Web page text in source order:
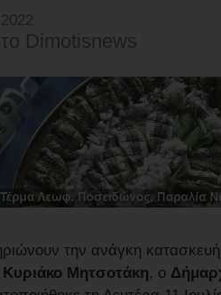
Dimotisnews
την ανάγκη
Μητσοτάκη, ο